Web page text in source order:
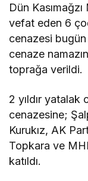
Dün
vefat eden 6
cenazesi bugün
cenaze
toprağa verildi.
2 yıldır yatalak
cenazesine;
Kurukız, AK
Topkara ve
katıldı.